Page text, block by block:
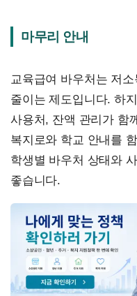
마무리 안내
교육급여 바우처는 저
줄이는 제도입니다. 하
사용처, 잔액 관리가 함
복지로와 학교 안내를
학생별 바우처 상태와
좋습니다.